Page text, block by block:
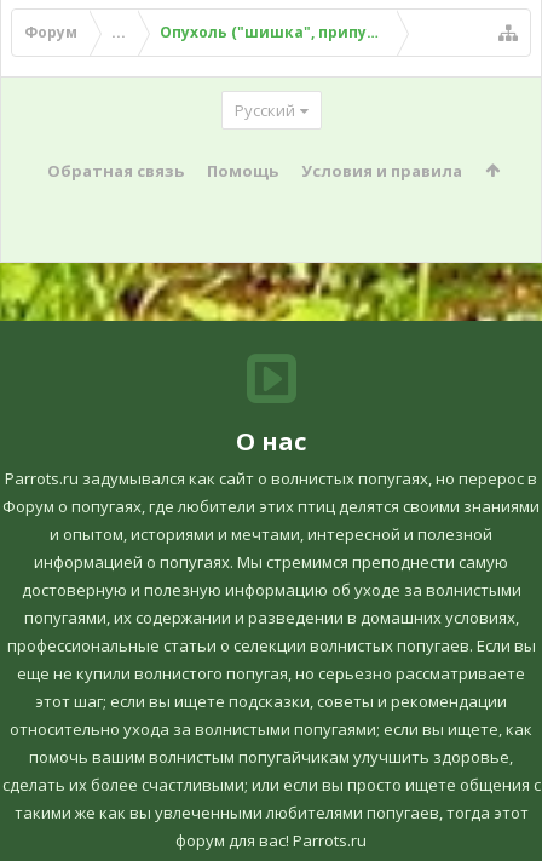
Форум ... Опухоль ("шишка", припухлость), липома у
Русский
Обратная связь Помощь Условия и правила
О нас
Parrots.ru задумывался как сайт о волнистых попугаях, но перерос в
Форум о попугаях, где любители этих птиц делятся своими знаниями
и опытом, историями и мечтами, интересной и полезной
информацией о попугаях. Мы стремимся преподнести самую
достоверную и полезную информацию об уходе за волнистыми
попугаями, их содержании и разведении в домашних условиях,
профессиональные статьи о селекции волнистых попугаев. Если вы
еще не купили волнистого попугая, но серьезно рассматриваете
этот шаг; если вы ищете подсказки, советы и рекомендации
относительно ухода за волнистыми попугаями; если вы ищете, как
помочь вашим волнистым попугайчикам улучшить здоровье,
сделать их более счастливыми; или если вы просто ищете общения с
такими же как вы увлеченными любителями попугаев, тогда этот
форум для вас! Parrots.ru